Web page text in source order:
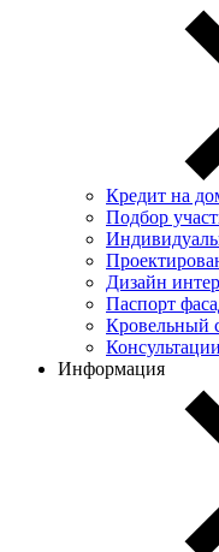
Кредит на
Подбор
Дизайн
Паспорт
Кровельный
Информация